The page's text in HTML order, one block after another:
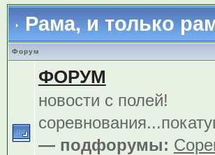
Рама, и только
Форум
ФОРУМ
новости с полей!
— подфорумы: